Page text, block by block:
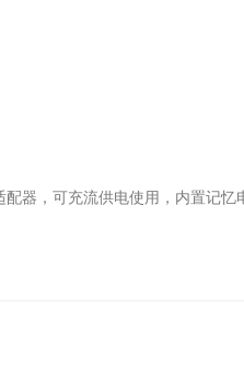
器，可充流供电使用，内置记忆